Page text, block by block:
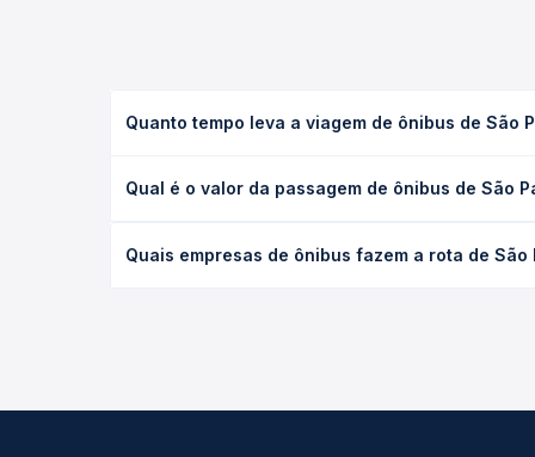
Quanto tempo leva a viagem de ônibus de São
executivo ou leito) e as condições de tráfego. Na
Qual é o valor da passagem de ônibus de São
poltrona e a antecedência da compra. Na Quero
Quais empresas de ônibus fazem a rota de São